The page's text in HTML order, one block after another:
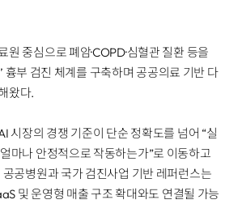
원 중심으로 폐암·COPD·심혈관 질환 등을
흉부 검진 체계를 구축하며 공공의료 기반 다
왔다.
시장의 경쟁 기준이 단순 정확도를 넘어 “실
마나 안정적으로 작동하는가”로 이동하고
공병원과 국가 검진사업 기반 레퍼런스는
및 운영형 매출 구조 확대와도 연결될 가능